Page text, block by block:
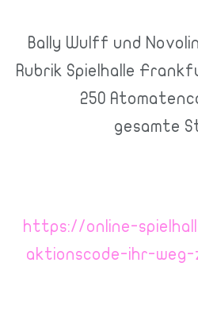
Bally Wulff und
Rubrik Spielhalle
250
https://online-
aktionscode-